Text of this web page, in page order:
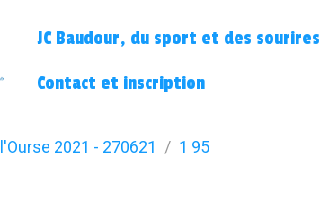
JC Baudour, du sport et des sourires
Contact et inscription
2021 - 270621 1 95